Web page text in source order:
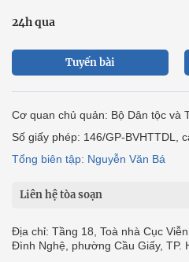
24h qua
Tuyến bài
Cơ quan chủ quản: Bộ Dân tộc và
Số giấy phép: 146/GP-BVHTTDL,
Tổng biên tập: Nguyễn Văn Bá
Liên hệ tòa soạn
Địa chỉ: Tầng 18, Toà nhà Cục
Đình Nghệ, phường Cầu Giấy, TP.